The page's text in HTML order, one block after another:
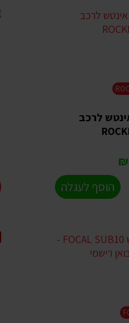
וופר 12 אינטש לרכב
הוסף לעגלה